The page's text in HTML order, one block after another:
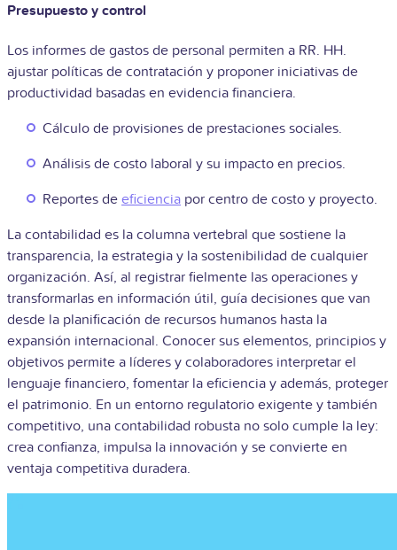
Presupuesto y control
Los informes de gastos de personal permiten a RR. HH.
ajustar políticas de contratación y proponer iniciativas de
productividad basadas en evidencia financiera.
Cálculo de provisiones de prestaciones sociales.
Análisis de costo laboral y su impacto en precios.
Reportes de eficiencia por centro de costo y proyecto.
La contabilidad es la columna vertebral que sostiene la
transparencia, la estrategia y la sostenibilidad de cualquier
organización. Así, al registrar fielmente las operaciones y
transformarlas en información útil, guía decisiones que van
desde la planificación de recursos humanos hasta la
expansión internacional. Conocer sus elementos, principios y
objetivos permite a líderes y colaboradores interpretar el
lenguaje financiero, fomentar la eficiencia y además, proteger
el patrimonio. En un entorno regulatorio exigente y también
competitivo, una contabilidad robusta no solo cumple la ley:
crea confianza, impulsa la innovación y se convierte en
ventaja competitiva duradera.